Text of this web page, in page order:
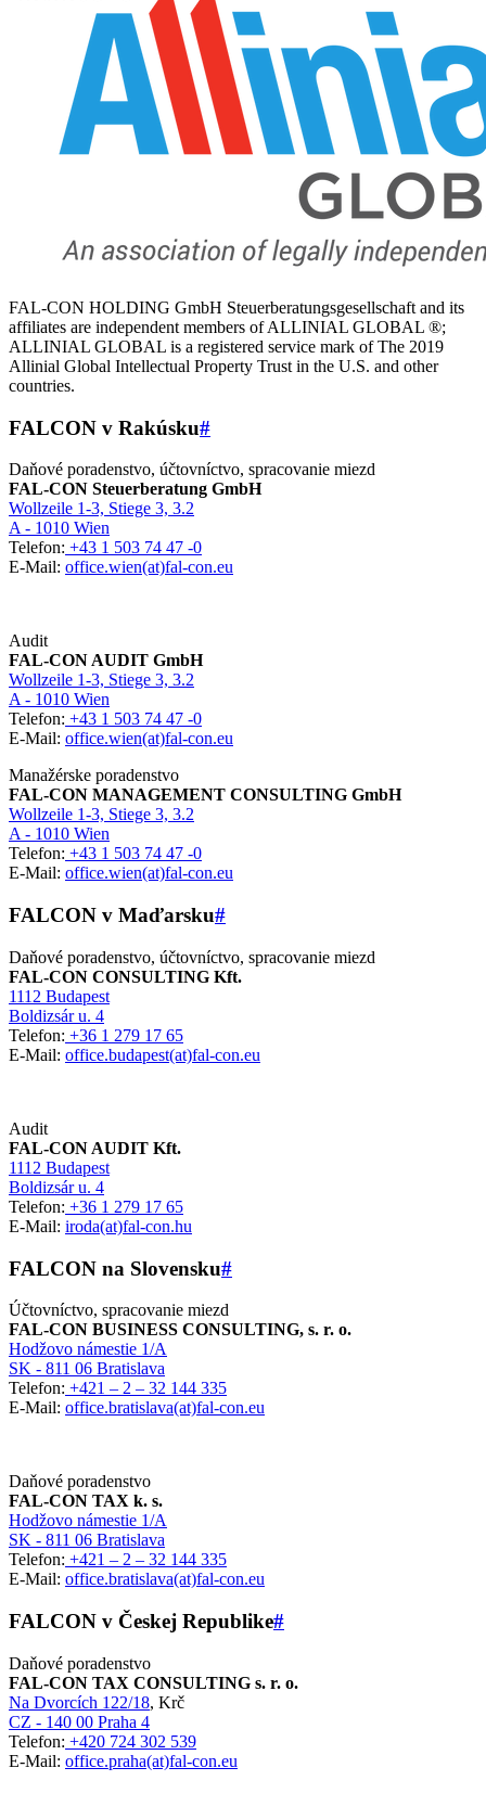
FAL-CON HOLDING GmbH Steuerberatungsgesellschaft and its
affiliates are independent members of ALLINIAL GLOBAL ®;
ALLINIAL GLOBAL is a registered service mark of The 2019
Allinial Global Intellectual Property Trust in the U.S. and other
countries.
FALCON v Rakúsku#
Daňové poradenstvo, účtovníctvo, spracovanie miezd
FAL-CON Steuerberatung GmbH
Wollzeile 1-3, Stiege 3, 3.2
A - 1010 Wien
Telefon: +43 1 503 74 47 -0
E-Mail: office.wien(at)fal-con.eu
Audit
FAL-CON AUDIT GmbH
Wollzeile 1-3, Stiege 3, 3.2
A - 1010 Wien
Telefon: +43 1 503 74 47 -0
E-Mail: office.wien(at)fal-con.eu
Manažérske poradenstvo
FAL-CON MANAGEMENT CONSULTING GmbH
Wollzeile 1-3, Stiege 3, 3.2
A - 1010 Wien
Telefon: +43 1 503 74 47 -0
E-Mail: office.wien(at)fal-con.eu
FALCON v Maďarsku#
Daňové poradenstvo, účtovníctvo, spracovanie miezd
FAL-CON CONSULTING Kft.
1112 Budapest
Boldizsár u. 4
Telefon: +36 1 279 17 65
E-Mail: office.budapest(at)fal-con.eu
Audit
FAL-CON AUDIT Kft.
1112 Budapest
Boldizsár u. 4
Telefon: +36 1 279 17 65
E-Mail: iroda(at)fal-con.hu
FALCON na Slovensku#
Účtovníctvo, spracovanie miezd
FAL-CON BUSINESS CONSULTING, s. r. o.
Hodžovo námestie 1/A
SK - 811 06 Bratislava
Telefon: +421 – 2 – 32 144 335
E-Mail: office.bratislava(at)fal-con.eu
Daňové poradenstvo
FAL-CON TAX k. s.
Hodžovo námestie 1/A
SK - 811 06 Bratislava
Telefon: +421 – 2 – 32 144 335
E-Mail: office.bratislava(at)fal-con.eu
FALCON v Českej Republike#
Daňové poradenstvo
FAL-CON TAX CONSULTING s. r. o.
Na Dvorcích 122/18, Krč
CZ - 140 00 Praha 4
Telefon: +420 724 302 539
E-Mail: office.praha(at)fal-con.eu